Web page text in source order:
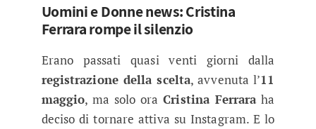
Uomini e Donne news: Cristina
Ferrara rompe il silenzio
Erano passati quasi venti giorni dalla
registrazione della scelta, avvenuta l’11
maggio, ma solo oraCristina Ferraraha
deciso di tornare attiva su Instagram. E lo